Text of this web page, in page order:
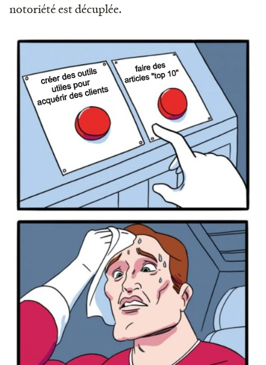
notoriété est décuplée.